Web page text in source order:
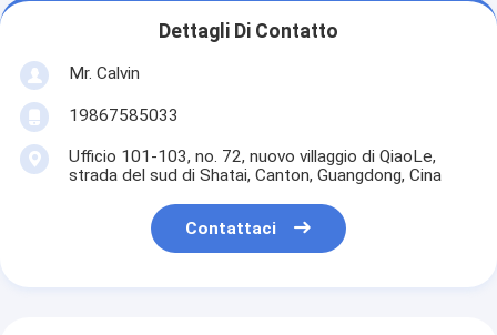
Dettagli Di Contatto
Mr. Calvin
19867585033
Ufficio 101-103, no. 72, nuovo villaggio di QiaoLe,
strada del sud di Shatai, Canton, Guangdong, Cina
Contattaci